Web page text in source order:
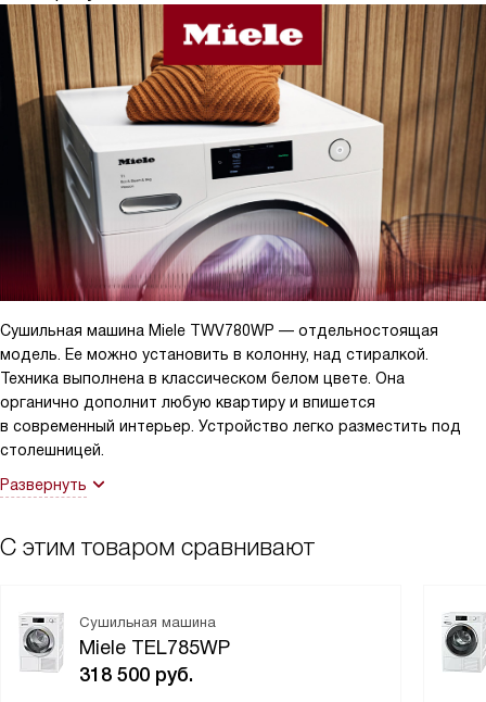
взаимодействие с машиной ещё удобным.
Сушильная машина Miele TWV780WP — отдельностоящая
модель. Ее можно установить в колонну, над стиралкой.
Техника выполнена в классическом белом цвете. Она
органично дополнит любую квартиру и впишется
в современный интерьер. Устройство легко разместить под
столешницей.
Развернуть
С этим товаром сравнивают
Сушильная машина
Miele TEL785WP
318 500 руб.